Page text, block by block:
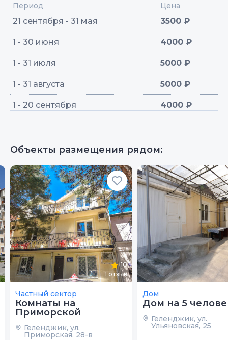
Период Цена
21 сентября - 31 мая 3500 ₽
1 - 30 июня 4000 ₽
1 - 31 июля 5000 ₽
1 - 31 августа 5000 ₽
1 - 20 сентября 4000 ₽
Объекты размещения рядом:
10
1 отзыв
Частный сектор
Комнаты на
Приморской
Геленджик, ул.
Приморская, 28-в
Дом
Дом на 5
Геленджик, ул.
Ульяновская, 25